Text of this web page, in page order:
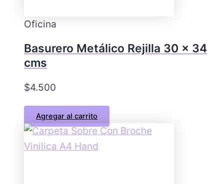
Oficina
Basurero Metálico Rejilla 30 x 34
cms
$4.500
Agregar al carrito